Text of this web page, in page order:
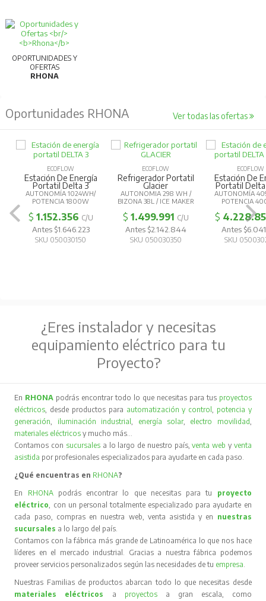
OPORTUNIDADES Y
OFERTAS
RHONA
Oportunidades RHONA Ver todas las ofertas
ECOFLOW
Estación De Energía
Portatil Delta 3
AUTONOMÍA 1024WH/
POTENCIA 1800W
$ 1.152.356 C/U
Antes $1.646.223
SKU 050030150
ECOFLOW
Refrigerador Portatil
Glacier
AUTONOMIA 298 WH /
BIZONA 38L / ICE MAKER
$ 1.499.991 C/U
Antes $2.142.844
SKU 050030350
ECOFLOW
Estación De
Portatil Delta
AUTONOMÍA
POTENCIA
$
Antes
SKU
¿Eres instalador y necesitas
equipamiento eléctrico para tu
Proyecto?
En RHONA podrás encontrar todo lo que necesitas para tus proyectos
eléctricos, desde productos para automatización y control, potencia y
generación, iluminación industrial, energía solar, electro movilidad,
materiales eléctricos y mucho más…
Contamos con sucursales a lo largo de nuestro país,venta web y venta
asistida por profesionales especializados para ayudarte en cada paso.
¿Qué encuentras en RHONA?
En RHONA podrás encontrar lo que necesitas para tu proyecto
eléctrico, con un personal totalmente especializado para ayudarte en
cada paso, compras en nuestra web, venta asistida y en nuestras
sucursales a lo largo del país.
Contamos con la fábrica más grande de Latinoamérica lo que nos hace
líderes en el mercado industrial. Gracias a nuestra fábrica podemos
proveer servicios personalizados según las necesidades de tu empresa.
Nuestras Familias de productos abarcan todo lo que necesitas desde
materiales eléctricos
a proyectos
a gran escala, como